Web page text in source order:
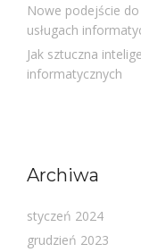
Nowe podejście
usługach
Jak sztuczna
informatycznych
Archiwa
styczeń 2024
grudzień 2023